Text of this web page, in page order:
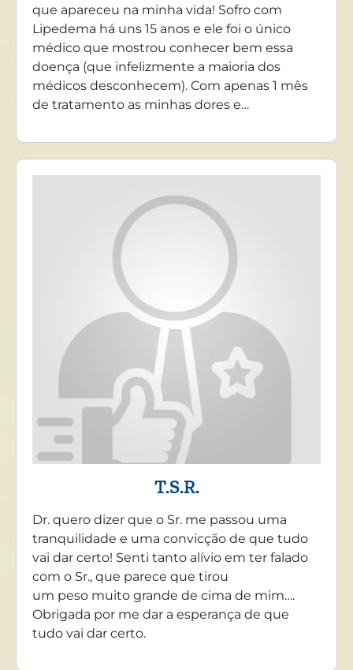
que apareceu na minha vida! Sofro com
Lipedema há uns 15 anos e ele foi o único
médico que mostrou conhecer bem essa
doença (que infelizmente a maioria dos
médicos desconhecem). Com apenas 1 mês
de tratamento as minhas dores e…
T.S.R.
Dr. quero dizer que o Sr. me passou uma
tranquilidade e uma convicção de que tudo
vai dar certo! Senti tanto alívio em ter falado
com o Sr., que parece que tirou
um peso muito grande de cima de mim….
Obrigada por me dar a esperança de que
tudo vai dar certo.